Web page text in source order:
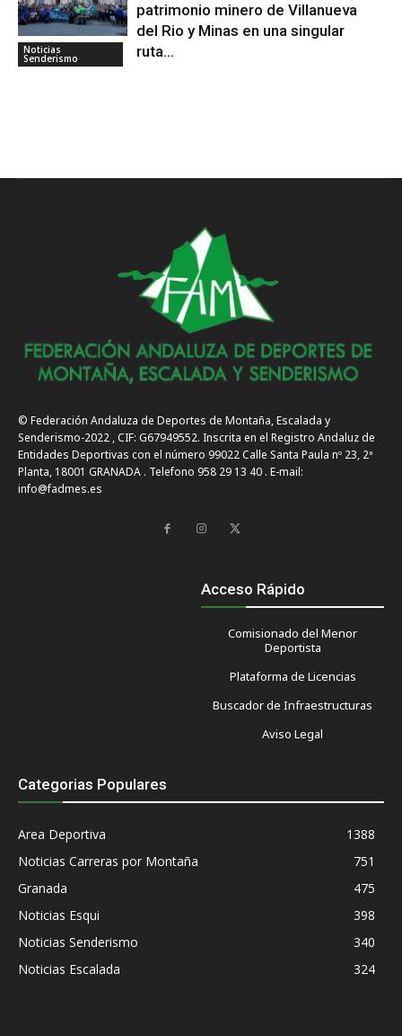
Noticias
Senderismo
patrimonio minero de Villanueva
del Rio y Minas en una singular
ruta...
© Federación Andaluza de Deportes de Montaña, Escalada y
Senderismo-2022 , CIF: G67949552. Inscrita en el Registro Andaluz de
Entidades Deportivas con el número 99022 Calle Santa Paula nº 23, 2ª
Planta, 18001 GRANADA . Telefono 958 29 13 40 . E-mail:
info@fadmes.es
Acceso Rápido
Comisionado del Menor
Deportista
Plataforma de Licencias
Buscador de Infraestructuras
Aviso Legal
Categorias Populares
Area Deportiva
1388
Noticias Carreras por Montaña
751
Granada
475
Noticias Esqui
398
Noticias Senderismo
340
Noticias Escalada
324